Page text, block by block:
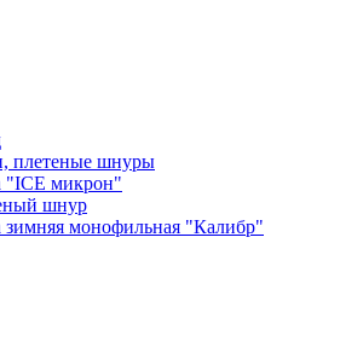
плетеные шнуры
"ICE микрон"
шнур
зимняя монофильная "Калибр"